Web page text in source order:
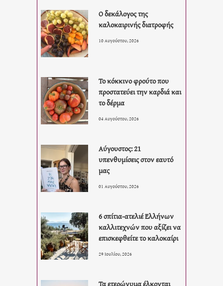
Ο δεκάλογος της
καλοκαιρινής διατροφής
10 Αυγούστου, 2026
Το κόκκινο φρούτο που
προστατεύει την καρδιά και
το δέρμα
04 Αυγούστου, 2026
Αύγουστος: 21
υπενθυμίσεις στον εαυτό
μας
01 Αυγούστου, 2026
6 σπίτια-ατελιέ Ελλήνων
καλλιτεχνών που αξίζει να
επισκεφθείτε το καλοκαίρι
29 Ιουλίου, 2026
Τα ετερώνυμα έλκονται